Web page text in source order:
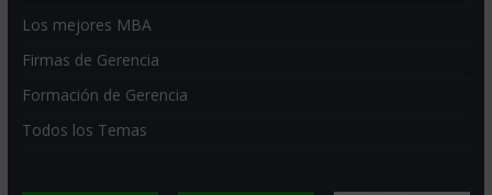
Los mejores MBA
Firmas de Gerencia
Formación de Gerencia
Todos los Temas